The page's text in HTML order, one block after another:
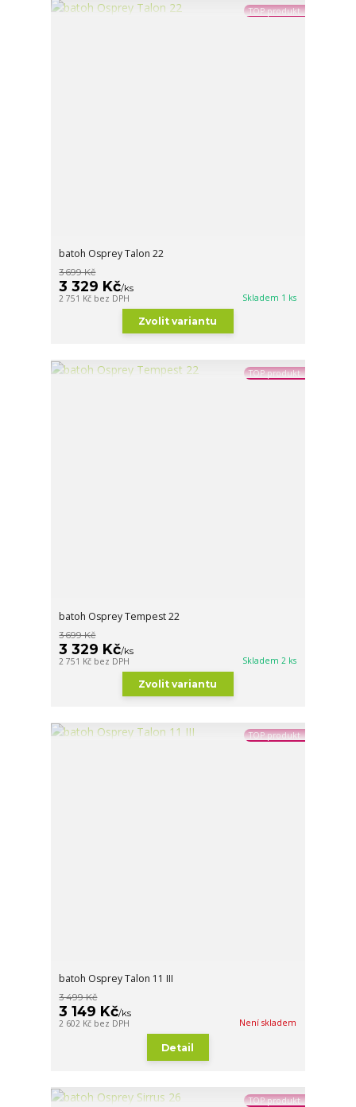
TOP produkt
batoh Osprey Talon 22
3 699 Kč
3 329 Kč/ks
2 751 Kč bez DPH Skladem 1 ks
Zvolit variantu
TOP produkt
batoh Osprey Tempest 22
3 699 Kč
3 329 Kč/ks
2 751 Kč bez DPH Skladem 2 ks
Zvolit variantu
TOP produkt
batoh Osprey Talon 11 III
3 499 Kč
3 149 Kč/ks
2 602 Kč bez DPH Není skladem
Detail
TOP produkt